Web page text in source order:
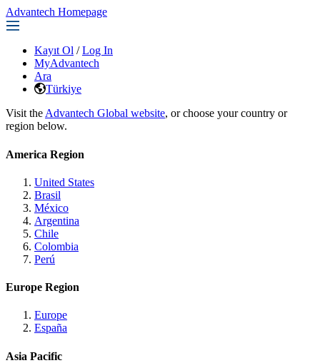
Advantech Homepage
Kayıt Ol / Log In
MyAdvantech
Ara
Türkiye
Visit the Advantech Global website, or choose your country or
region below.
America Region
United States
Brasil
México
Argentina
Chile
Colombia
Perú
Europe Region
Europe
España
Asia Pacific